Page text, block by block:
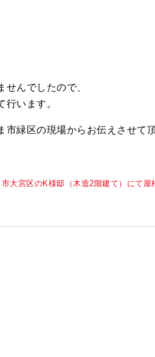
せんでしたので、
行います。
市緑区の現場からお伝えさせて
大宮区のK様邸（木造2階建て）にて屋